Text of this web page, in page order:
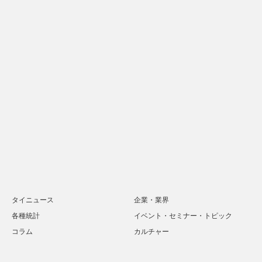
タイニュース
企業・業界
各種統計
イベント・セミナー・トピック
コラム
カルチャー